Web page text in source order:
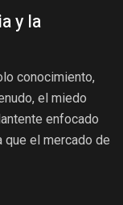
y la
conocimiento,
el miedo
enfocado
que el mercado de